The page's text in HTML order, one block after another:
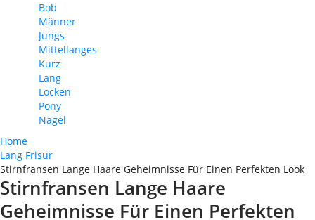
Bob
Männer
Jungs
Mittellanges
Kurz
Lang
Locken
Pony
Nägel
Home
Lang Frisur
Stirnfransen Lange Haare Geheimnisse Für Einen Perfekten Look
Stirnfransen Lange Haare
Geheimnisse Für Einen Perfekten